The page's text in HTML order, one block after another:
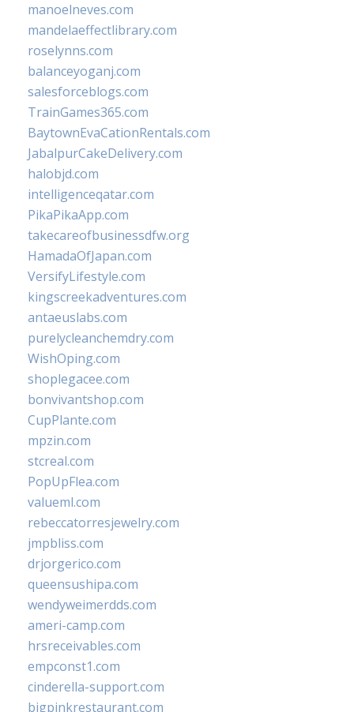
manoelneves.com
mandelaeffectlibrary.com
roselynns.com
balanceyoganj.com
salesforceblogs.com
TrainGames365.com
BaytownEvaCationRentals.com
JabalpurCakeDelivery.com
halobjd.com
intelligenceqatar.com
PikaPikaApp.com
takecareofbusinessdfw.org
HamadaOfJapan.com
VersifyLifestyle.com
kingscreekadventures.com
antaeuslabs.com
purelycleanchemdry.com
WishOping.com
shoplegacee.com
bonvivantshop.com
CupPlante.com
mpzin.com
stcreal.com
PopUpFlea.com
valueml.com
rebeccatorresjewelry.com
jmpbliss.com
drjorgerico.com
queensushipa.com
wendyweimerdds.com
ameri-camp.com
hrsreceivables.com
empconst1.com
cinderella-support.com
bigpinkrestaurant.com